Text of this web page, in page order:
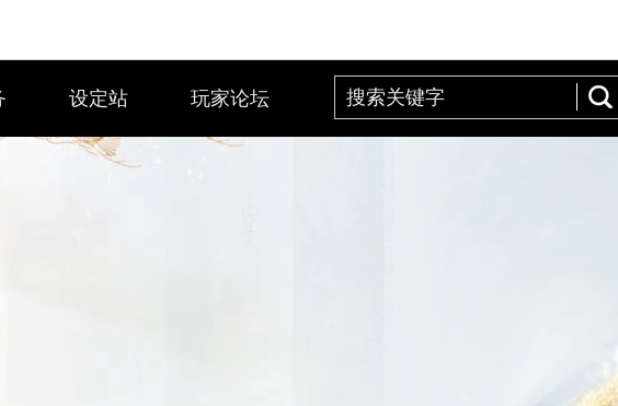
设定站 玩家论坛